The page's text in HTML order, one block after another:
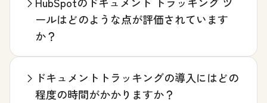
ールはどのような点が評価されています
か？
ドキュメントトラッキングの導入にはどの
程度の時間がかかりますか？